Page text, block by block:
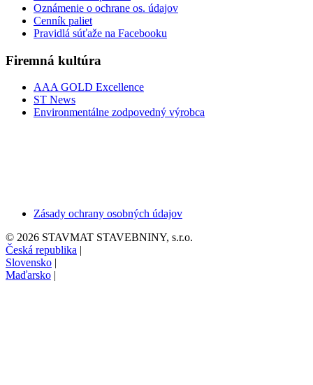
Oznámenie o ochrane os. údajov
Cenník paliet
Pravidlá súťaže na Facebooku
Firemná kultúra
AAA GOLD Excellence
ST News
Environmentálne zodpovedný výrobca
Zásady ochrany osobných údajov
© 2026 STAVMAT STAVEBNINY, s.r.o.
Česká republika |
Slovensko |
Maďarsko |